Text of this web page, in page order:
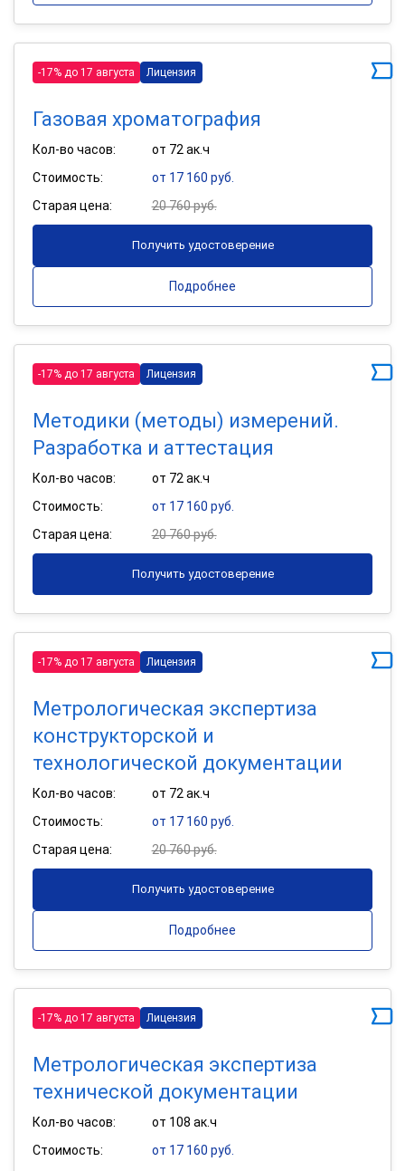
-17% до 17 августа Лицензия
Газовая хроматография
Кол-во часов:
от 72 ак.ч
Стоимость:
от 17 160 руб.
Старая цена:
20 760 руб.
Получить удостоверение
Подробнее
-17% до 17 августа Лицензия
Методики (методы) измерений.
Разработка и аттестация
Кол-во часов:
от 72 ак.ч
Стоимость:
от 17 160 руб.
Старая цена:
20 760 руб.
Получить удостоверение
-17% до 17 августа Лицензия
Метрологическая экспертиза
конструкторской и
технологической документации
Кол-во часов:
от 72 ак.ч
Стоимость:
от 17 160 руб.
Старая цена:
20 760 руб.
Получить удостоверение
Подробнее
-17% до 17 августа Лицензия
Метрологическая экспертиза
технической документации
Кол-во часов:
от 108 ак.ч
Стоимость:
от 17 160 руб.